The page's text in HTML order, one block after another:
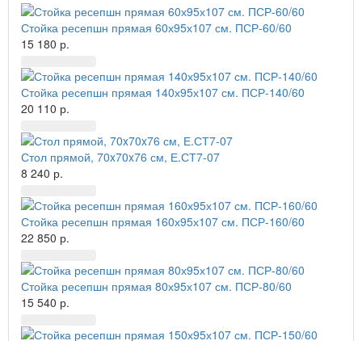
Стойка ресепшн прямая 60х95х107 см. ПСР-60/60
15 180 р.
Стойка ресепшн прямая 140х95х107 см. ПСР-140/60
20 110 р.
Стол прямой, 70x70x76 см, Е.СТ7-07
8 240 р.
Стойка ресепшн прямая 160х95х107 см. ПСР-160/60
22 850 р.
Стойка ресепшн прямая 80х95х107 см. ПСР-80/60
15 540 р.